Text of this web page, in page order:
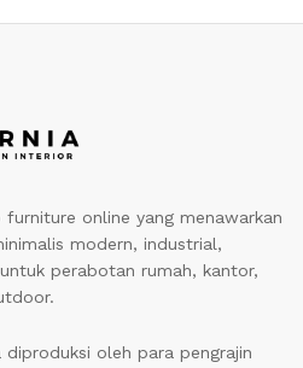
online yang menawarkan
modern, industrial,
perabotan rumah, kantor,
oleh para pengrajin